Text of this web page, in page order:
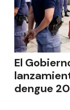
El
dengue